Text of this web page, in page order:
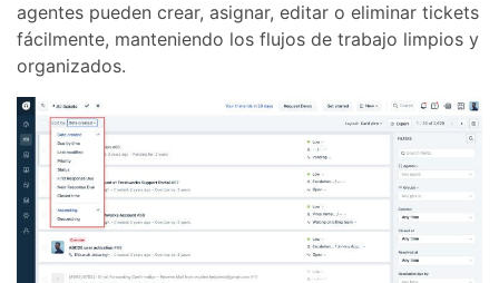
agentes pueden crear, asignar, editar o eliminar tickets
fácilmente, manteniendo los flujos de trabajo limpios y
organizados.